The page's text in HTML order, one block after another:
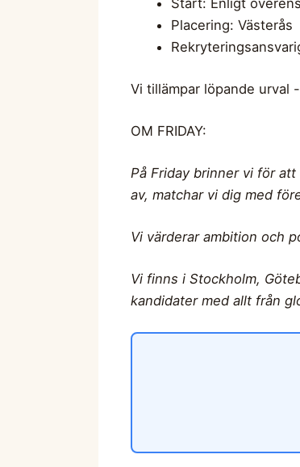
Placering: Västerås
Vi tillämpar löpande urval
OM FRIDAY:
På Friday brinner vi för
av, matchar vi dig med
Vi värderar ambition och
Vi finns i Stockholm,
kandidater med allt från